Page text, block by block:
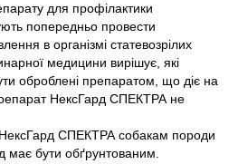
для профілактики
попередньо провести
в організмі статевозрілих
медицини вирішує, які
оброблені препаратом, що діє на
НексГард СПЕКТРА не
СПЕКТРА собакам породи
має бути обґрунтованим.